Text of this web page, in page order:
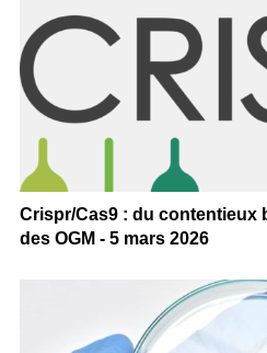
Crispr/Cas9 : du contentieux
des OGM - 5 mars 2026